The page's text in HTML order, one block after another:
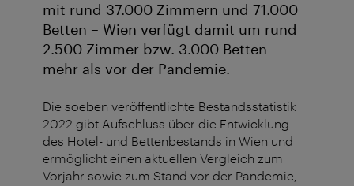
mit rund 37.000 Zimmern und 71.000
Betten – Wien verfügt damit um rund
2.500 Zimmer bzw. 3.000 Betten
mehr als vor der Pandemie.
Die soeben veröffentlichte Bestandsstatistik
2022 gibt Aufschluss über die Entwicklung
des Hotel- und Bettenbestands in Wien und
ermöglicht einen aktuellen Vergleich zum
Vorjahr sowie zum Stand vor der Pandemie,